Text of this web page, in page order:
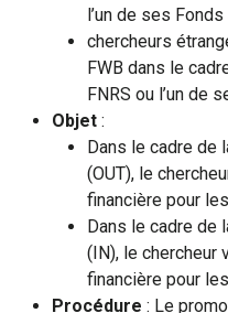
l’un de ses
chercheurs
FWB dans le
FNRS ou l’un de
Objet :
Dans le cadre de
(OUT), le
financière pour
Dans le cadre de
(IN), le chercheur
financière pour
Procédure : Le